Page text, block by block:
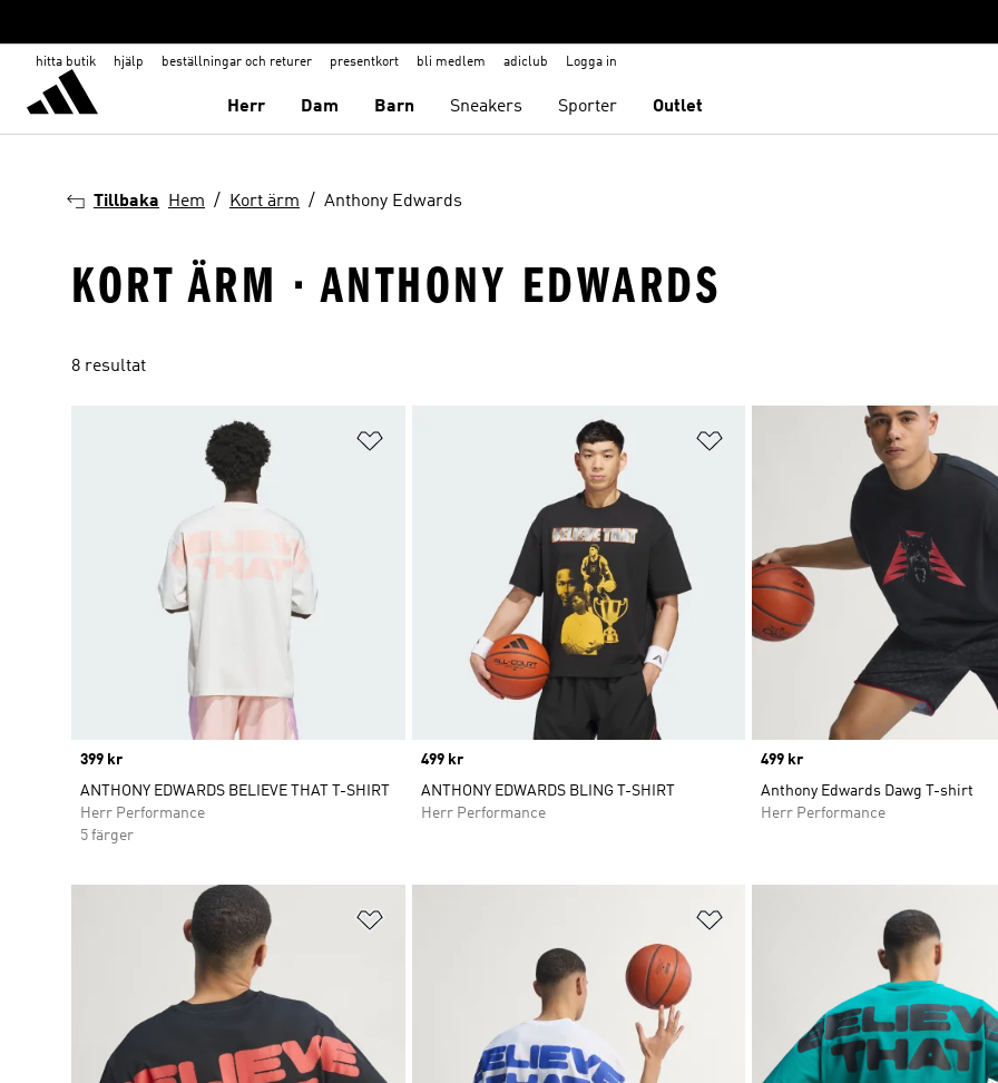
hitta butik hjälp beställningar och returer presentkort bli medlem adiclub Logga in
Herr Dam Barn Sneakers Sporter Outlet
Tillbaka Hem Kort ärm Anthony Edwards
KORT ÄRM · ANTHONY EDWARDS
8 resultat
Price
399 kr
ANTHONY EDWARDS BELIEVE THAT T-SHIRT
Herr Performance
5 färger
Lägg till på önskelistan
Price
499 kr
ANTHONY EDWARDS BLING T-SHIRT
Herr Performance
Price
499 kr
Anthony Edwards Dawg T-shirt
Herr Performance
Lägg till på önskelistan